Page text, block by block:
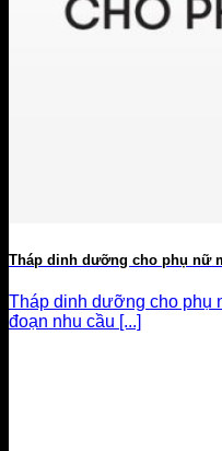
Tháp dinh dưỡng cho phụ nữ
Tháp dinh dưỡng cho phụ
đoạn nhu cầu [...]